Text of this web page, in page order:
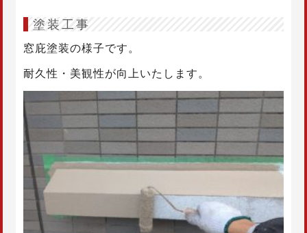
塗装工事
窓庇塗装の様子です。
耐久性・美観性が向上いたします。